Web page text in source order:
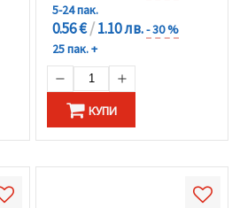
5-24 пак.
0.56 €/1.10 лв.- 30 %
25 пак. +
КУПИ